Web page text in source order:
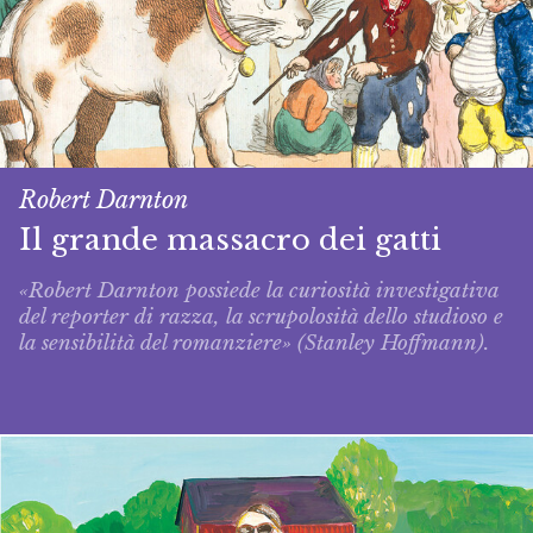
Robert Darnton
Il grande massacro dei gatti
«Robert Darnton possiede la curiosità investigativa
del reporter di razza, la scrupolosità dello studioso e
la sensibilità del romanziere» (Stanley Hoffmann).